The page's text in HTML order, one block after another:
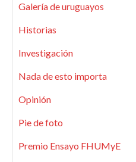
Galería de uruguayos
Historias
Investigación
Nada de esto importa
Opinión
Pie de foto
Premio Ensayo FHUMyE